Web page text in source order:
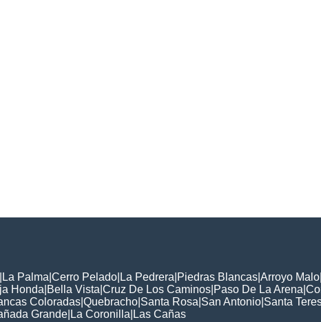
La Palma Cerro Pelado La Pedrera Piedras Blancas Arroyo Malo
Honda Bella Vista Cruz De Los Caminos Paso De La Arena
Coloradas Quebracho Santa Rosa San Antonio Santa
Grande La Coronilla Las Cañas